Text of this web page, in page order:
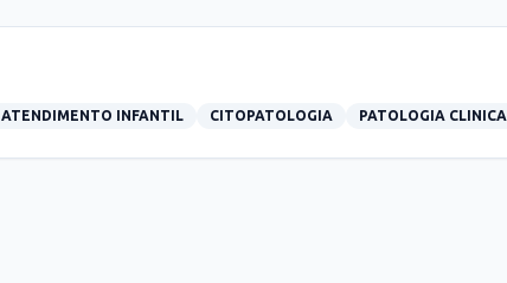
ATENDIMENTO INFANTIL CITOPATOLOGIA PATOLOGIA CLINICA